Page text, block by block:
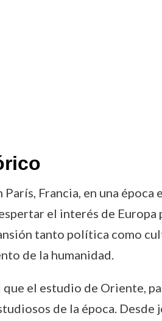
Francia, en una
el interés de
tanto política como
de la humanidad.
el estudio de Oriente,
de la época.